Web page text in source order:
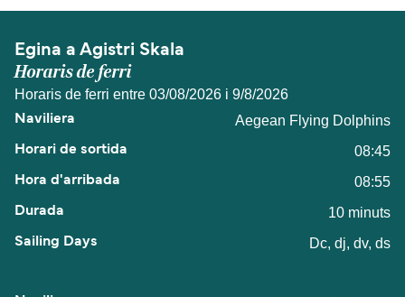
Egina a Agistri Skala
Horaris de ferri
Horaris de ferri entre 03/08/2026 i 9/8/2026
Aegean Flying Dolphins
08:45
08:55
10 minuts
Dc, dj, dv, ds